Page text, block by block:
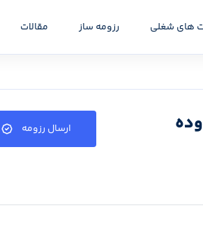
های شغلی رزومه ساز مقالات
ارسال رزومه